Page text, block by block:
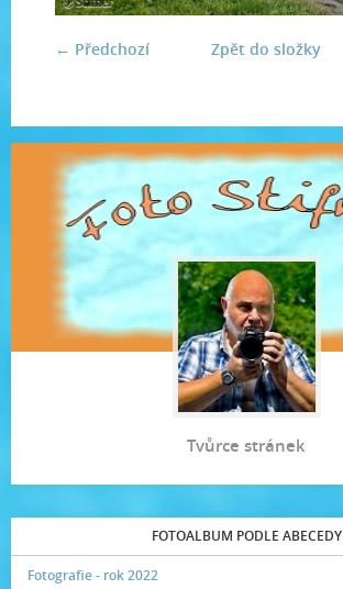
← Předchozí Zpět do složky
Tvůrce stránek
FOTOALBUM PODLE ABECEDY
Fotografie - rok 2022